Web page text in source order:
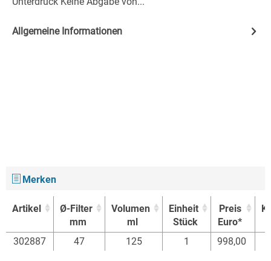
Allgemeine Informationen
Merken
Artikel
Ø-Filter
mm
Volumen
ml
Einheit
Stück
Preis
Euro*
Artikel
Ø-Filter
Volumen
Einheit
Preis
302887 47 125 1 998,00